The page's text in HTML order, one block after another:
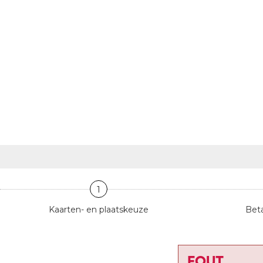
1
Kaarten- en plaatskeuze